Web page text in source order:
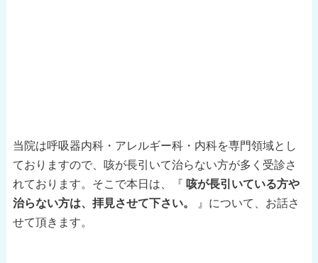
当院は呼吸器内科・アレルギー科・内科を専門領域とし
ておりますので、咳が長引いて治らない方が多く受診さ
れております。そこで本日は、『 咳が長引いている方や
治らない方は、拝見させて下さい。
』について、お話さ
せて頂きます。